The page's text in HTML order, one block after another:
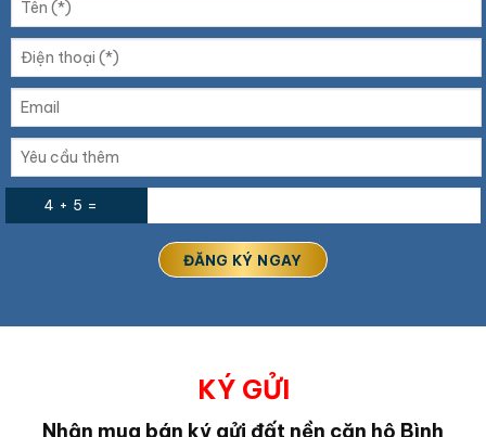
4 + 5 =
KÝ GỬI
Nhận mua bán ký gửi đất nền căn hộ Bình